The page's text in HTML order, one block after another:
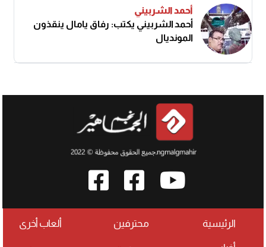
أحمد الشربيني
أحمد الشربيني يكتب: رفاق يامال ينقذون
المونديال
الرئيسية محترفين ألعاب أخرى